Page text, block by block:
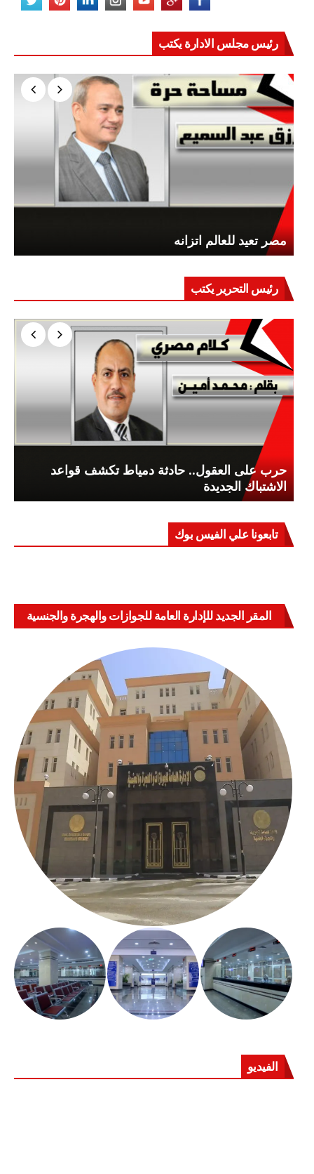
رئيس مجلس الادارة يكتب
مصر تعيد للعالم اتزانه
رئيس التحرير يكتب
حرب على العقول.. حادثة دمياط تكشف قواعد
الاشتباك الجديدة
تابعونا علي الفيس بوك
المقر الجديد للإدارة العامة للجوازات والهجرة والجنسية
الفيديو